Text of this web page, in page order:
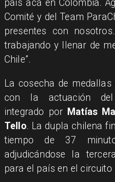
país acá en Colombia.
Comité y del Team
presentes con
trabajando y llenar de
Chile”.
La cosecha de
con la actuación
integrado por Matías
Tello. La dupla chilena
tiempo de 37
adjudicándose la
para el país en el circuito